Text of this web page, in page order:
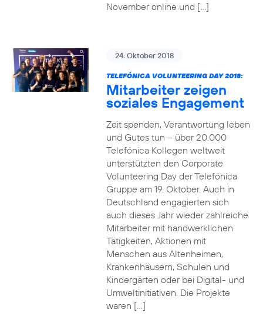
November online und […]
24. Oktober 2018
TELEFÓNICA VOLUNTEERING DAY 2018:
Mitarbeiter zeigen
soziales Engagement
Zeit spenden, Verantwortung leben
und Gutes tun – über 20.000
Telefónica Kollegen weltweit
unterstützten den Corporate
Volunteering Day der Telefónica
Gruppe am 19. Oktober. Auch in
Deutschland engagierten sich
auch dieses Jahr wieder zahlreiche
Mitarbeiter mit handwerklichen
Tätigkeiten, Aktionen mit
Menschen aus Altenheimen,
Krankenhäusern, Schulen und
Kindergärten oder bei Digital- und
Umweltinitiativen. Die Projekte
waren […]